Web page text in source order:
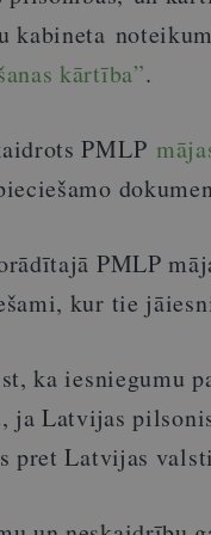
kabineta
kārtība”.
PMLP
PMLP
kur tie
ka iesniegumu
ja Latvijas
pret Latvijas